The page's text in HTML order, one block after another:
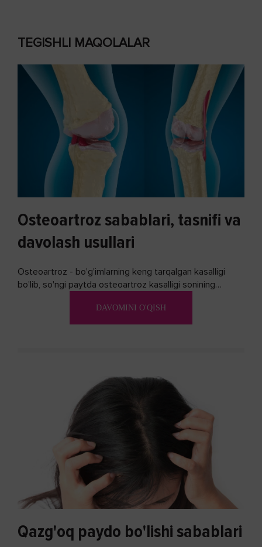
TEGISHLI MAQOLALAR
Osteoartroz sabablari, tasnifi va
davolash usullari
Osteoartroz - bo'g'imlarning keng tarqalgan kasalligi
bo'lib, so'ngi paytda osteoartroz kasalligi sonining
DAVOMINI O'QISH
Qazg'oq paydo bo'lishi sabablari